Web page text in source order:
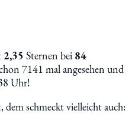
2,35 Sternen bei 84
7141 mal angesehen und
Uhr!
schmeckt vielleicht auch: